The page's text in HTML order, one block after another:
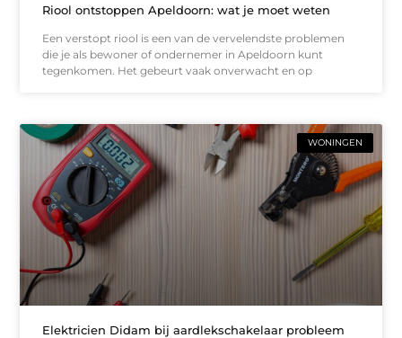
Riool ontstoppen Apeldoorn: wat je moet weten
Een verstopt riool is een van de vervelendste problemen
die je als bewoner of ondernemer in Apeldoorn kunt
tegenkomen. Het gebeurt vaak onverwacht en op
WONINGEN
Elektricien Didam bij aardlekschakelaar probleem